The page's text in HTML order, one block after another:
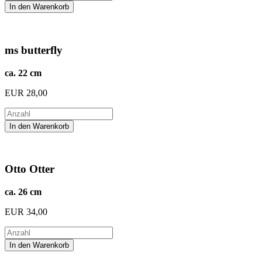
ms butterfly
ca. 22 cm
EUR 28,00
Otto Otter
ca. 26 cm
EUR 34,00